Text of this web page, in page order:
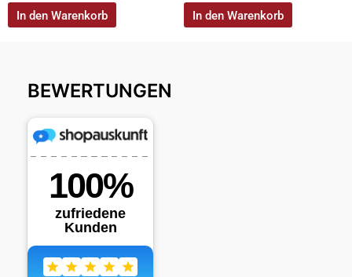
In den Warenkorb In den Warenkorb
BEWERTUNGEN